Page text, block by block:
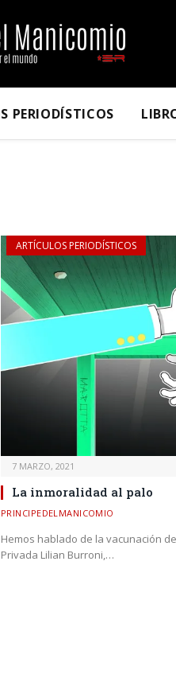
PERIODÍSTICOS
ARTÍCULOS PERIODÍSTICOS
7 MARZO, 2021
La inmoralidad al palo
PRINCIPEDELMANICOMIO
Hemos hablado de la vacunación
Privada Lilian Burroni,…